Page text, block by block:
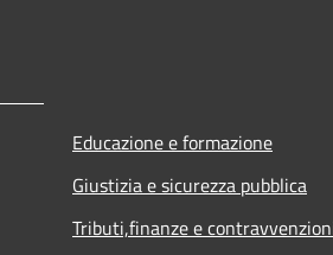
Educazione e formazione
Giustizia e sicurezza pubblica
Tributi,finanze e